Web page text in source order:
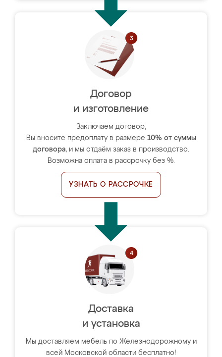
Договор
и изготовление
Заключаем договор,
Вы вносите предоплату в размере 10% от суммы
договора, и мы отдаём заказ в производство.
Возможна оплата в рассрочку без %.
УЗНАТЬ О РАССРОЧКЕ
Доставка
и установка
Мы доставляем мебель по Железнодорожному и
всей Московской области бесплатно!